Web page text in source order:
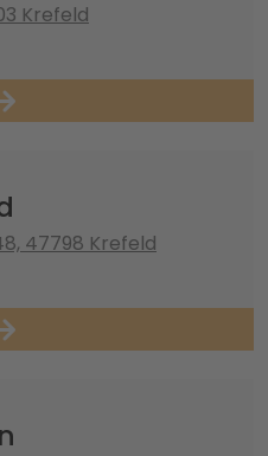
Krefeld
47798 Krefeld